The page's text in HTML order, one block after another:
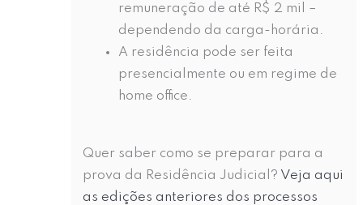
remuneração de até R$ 2 mil –
dependendo da carga-horária.
A residência pode ser feita
presencialmente ou em regime de
home office.
Quer saber como se preparar para a
prova da Residência Judicial? Veja aqui
as edições anteriores dos processos